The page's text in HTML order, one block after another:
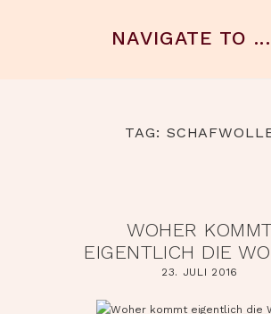
NAVIGATE TO ...
TAG:
WOHER
EIGENTLICH DIE
23. JULI 2016